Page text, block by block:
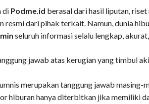
di Podme.id berasal dari hasil liputan,
resmi dari pihak terkait. Namun, dunia
seluruh informasi selalu lengkap,
jawab atas kerugian yang timbul
merupakan tanggung jawab masing-
hiburan hanya diterbitkan jika memiliki